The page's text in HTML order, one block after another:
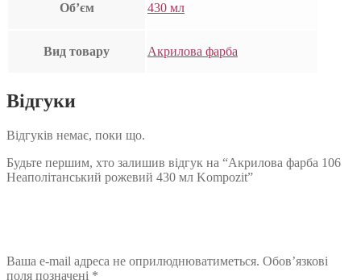
Об’єм 430 мл
Вид товару Акрилова фарба
Відгуки
Відгуків немає, поки що.
Будьте першим, хто залишив відгук на “Акрилова фарба 106
Неаполітанський рожевий 430 мл Kompozit”
Ваша e-mail адреса не оприлюднюватиметься. Обов’язкові
поля позначені *